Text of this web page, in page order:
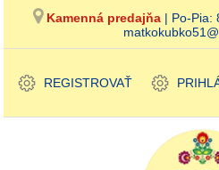
Kamenná predajňa | Po-Pia:
REGISTROVAŤ